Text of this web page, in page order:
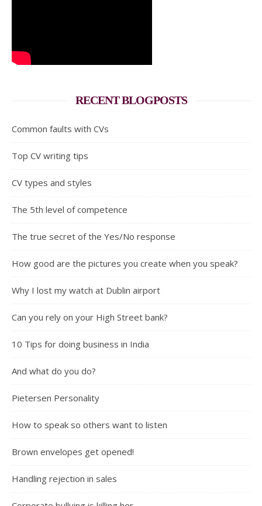
RECENT BLOGPOSTS
Common faults with CVs
Top CV writing tips
CV types and styles
The 5th level of competence
The true secret of the Yes/No response
How good are the pictures you create when you speak?
Why I lost my watch at Dublin airport
Can you rely on your High Street bank?
10 Tips for doing business in India
And what do you do?
Pietersen Personality
How to speak so others want to listen
Brown envelopes get opened!
Handling rejection in sales